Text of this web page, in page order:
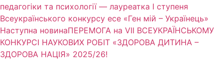
педагогіки та психології — лауреатка І ступеня
Всеукраїнського конкурсу есе «Ген мій – Українець»
Наступна новинаПЕРЕМОГА на VІI ВСЕУКРАЇНСЬКОМУ
КОНКУРСІ НАУКОВИХ РОБІТ «ЗДОРОВА ДИТИНА –
ЗДОРОВА НАЦІЯ» 2025/26!